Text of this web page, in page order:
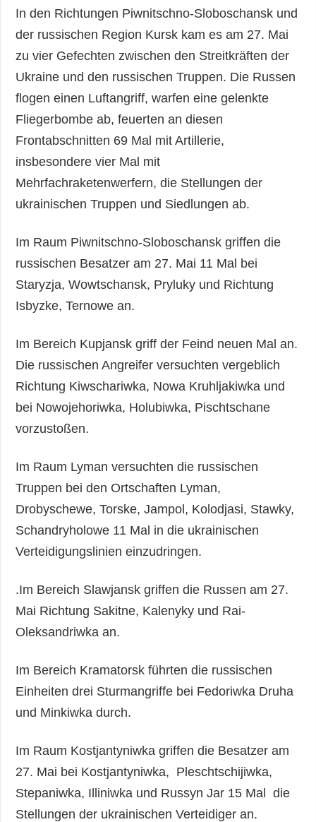
In den Richtungen Piwnitschno-Sloboschansk und
der russischen Region Kursk kam es am 27. Mai
zu vier Gefechten zwischen den Streitkräften der
Ukraine und den russischen Truppen. Die Russen
flogen einen Luftangriff, warfen eine gelenkte
Fliegerbombe ab, feuerten an diesen
Frontabschnitten 69 Mal mit Artillerie,
insbesondere vier Mal mit
Mehrfachraketenwerfern, die Stellungen der
ukrainischen Truppen und Siedlungen ab.
Im Raum Piwnitschno-Sloboschansk griffen die
russischen Besatzer am 27. Mai 11 Mal bei
Staryzja, Wowtschansk, Pryluky und Richtung
Isbyzke, Ternowe an.
Im Bereich Kupjansk griff der Feind neuen Mal an.
Die russischen Angreifer versuchten vergeblich
Richtung Kiwschariwka, Nowa Kruhljakiwka und
bei Nowojehoriwka, Holubiwka, Pischtschane
vorzustoßen.
Im Raum Lyman versuchten die russischen
Truppen bei den Ortschaften Lyman,
Drobyschewe, Torske, Jampol, Kolodjasi, Stawky,
Schandryholowe 11 Mal in die ukrainischen
Verteidigungslinien einzudringen.
.Im Bereich Slawjansk griffen die Russen am 27.
Mai Richtung Sakitne, Kalenyky und Rai-
Oleksandriwka an.
Im Bereich Kramatorsk führten die russischen
Einheiten drei Sturmangriffe bei Fedoriwka Druha
und Minkiwka durch.
Im Raum Kostjantyniwka griffen die Besatzer am
27. Mai bei Kostjantyniwka, Pleschtschijiwka,
Stepaniwka, Illiniwka und Russyn Jar 15 Mal die
Stellungen der ukrainischen Verteidiger an.